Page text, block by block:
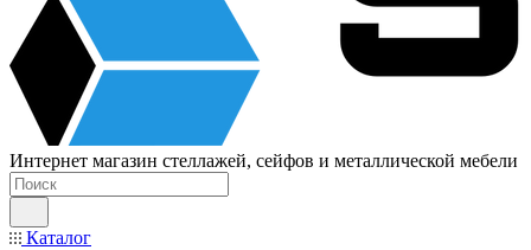
Интернет магазин стеллажей, сейфов и металлической мебели
Каталог